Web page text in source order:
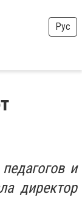
Рус
и
директор